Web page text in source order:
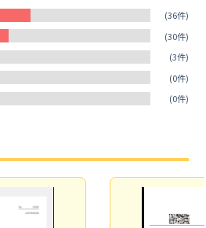
(36件)
(30件)
(3件)
(0件)
(0件)